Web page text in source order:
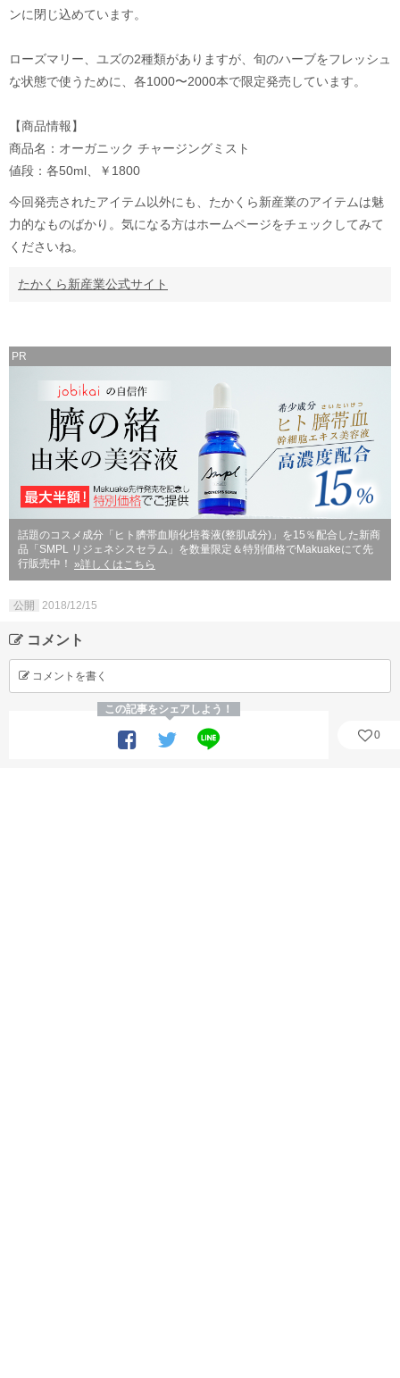
ンに閉じ込めています。
ローズマリー、ユズの2種類がありますが、旬のハーブをフレッシュ
な状態で使うために、各1000〜2000本で限定発売しています。
【商品情報】
商品名：オーガニック チャージングミスト
値段：各50ml、￥1800
今回発売されたアイテム以外にも、たかくら新産業のアイテムは魅
力的なものばかり。気になる方はホームページをチェックしてみて
くださいね。
たかくら新産業公式サイト
PR
話題のコスメ成分「ヒト臍帯血順化培養液(整肌成分)」を15％配合した新商
品「SMPL リジェネシスセラム」を数量限定＆特別価格でMakuakeにて先
行販売中！ »詳しくはこちら
公開 2018/12/15
コメント
コメントを書く
この記事をシェアしよう！
0